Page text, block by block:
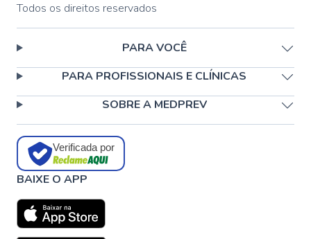
Todos os direitos reservados
PARA VOCÊ
PARA PROFISSIONAIS E CLÍNICAS
SOBRE A MEDPREV
Verificada por
BAIXE O APP